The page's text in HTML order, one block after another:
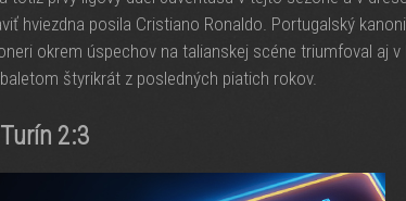
hviezdna posila Cristiano Ronaldo. Portugalský
okrem úspechov na talianskej scéne triumfoval aj v
štyrikrát z posledných piatich rokov.
2:3